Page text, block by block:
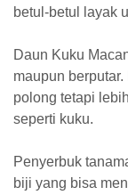
betul-betul layak
Daun Kuku
maupun
polong tetapi
seperti kuku.
Penyerbuk
biji yang bisa